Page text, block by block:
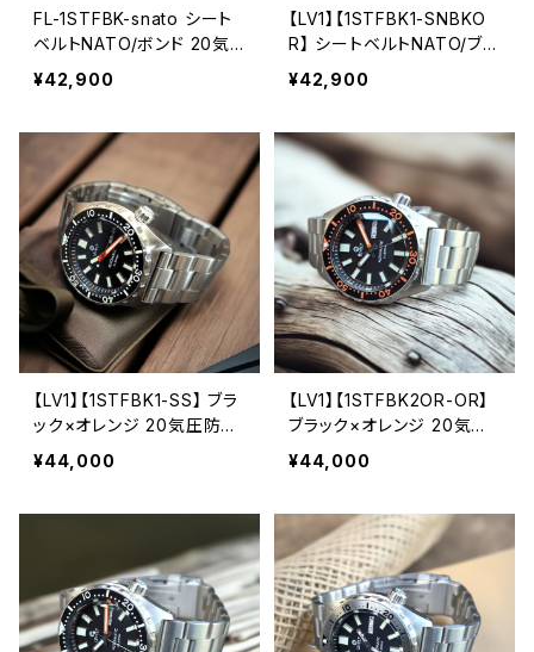
FL-1STFBK-snato シート
ベルトNATO/ボンド 20気
圧防水 機械式/自動巻き S
EIKO NH36A ムーブメント
ム風防 メンズウォッチ LV1
LEVEL7
¥42,900
【LV1】【1STFBK1-SNBKO
R】 シートベルトNATO/ブラ
ック×オレンジ 20気圧防水
機械式/自動巻き SEIKO N
ファイアダブルドーム風防
メンズウォッチ LV1 LEVEL7
¥42,900
【LV1】【1STFBK1-SS】 ブラ
ック×オレンジ 20気圧防水
機械式/自動巻き SEIKO N
H36A ムーブメント搭載 サ
ズウォッチ LV1 LEVEL7
¥44,000
【LV1】【1STFBK2OR-OR】
ブラック×オレンジ 20気圧
防水 機械式/自動巻き SEI
KO NH36A ムーブメント搭
風防 無垢ステンレスバンド
メンズウォッチ LV1 LEVEL7
¥44,000